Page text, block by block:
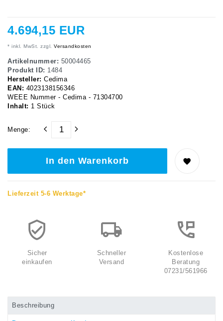
4.694,15 EUR
* inkl. MwSt. zzgl. Versandkosten
Artikelnummer: 50004465
Produkt ID: 1484
Hersteller: Cedima
EAN: 4023138156346
WEEE Nummer - Cedima - 71304700
Inhalt: 1 Stück
Menge:
In den Warenkorb
Lieferzeit 5-6 Werktage*
Sicher
einkaufen
Schneller
Versand
Kostenlose
Beratung
07231/561966
Beschreibung